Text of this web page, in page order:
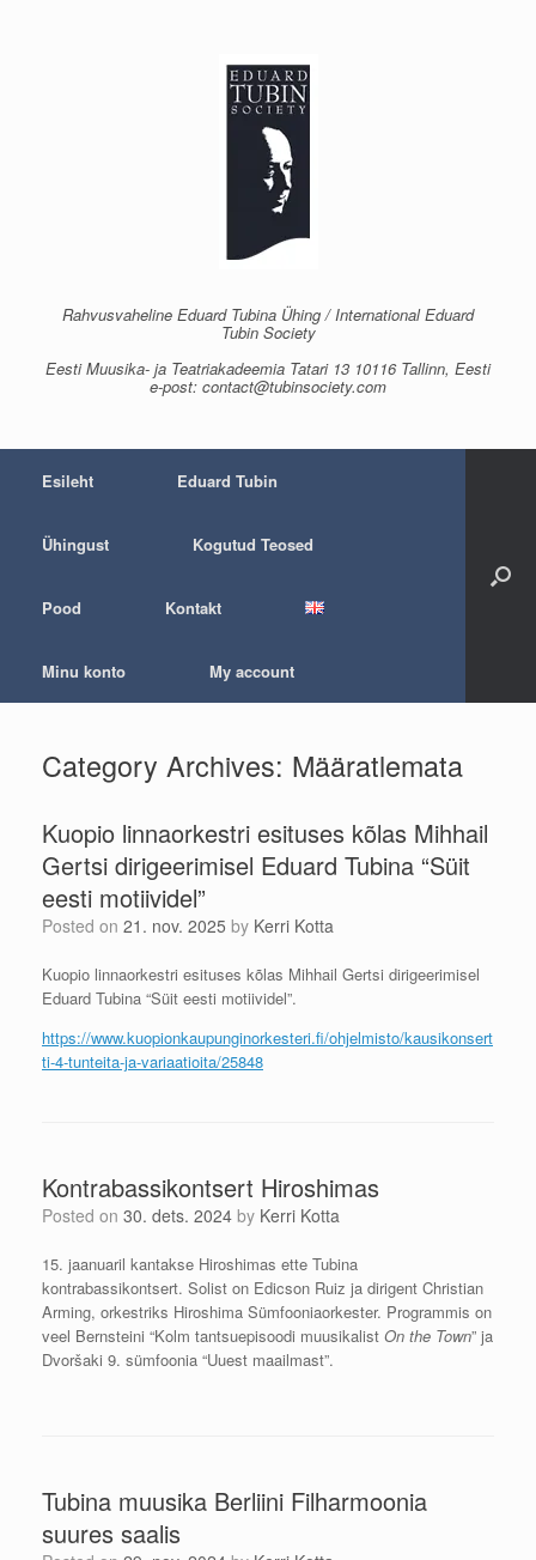
Rahvusvaheline Eduard Tubina Ühing / International Eduard
Tubin Society
Eesti Muusika- ja Teatriakadeemia Tatari 13 10116 Tallinn, Eesti
e-post: contact@tubinsociety.com
Esileht Eduard Tubin
Ühingust Kogutud Teosed
Pood Kontakt
Minu konto My account
Category Archives: Määratlemata
Kuopio linnaorkestri esituses kõlas Mihhail
Gertsi dirigeerimisel Eduard Tubina “Süit
eesti motiividel”
Posted on 21. nov. 2025 by Kerri Kotta
Kuopio linnaorkestri esituses kõlas Mihhail Gertsi dirigeerimisel
Eduard Tubina “Süit eesti motiividel”.
https://www.kuopionkaupunginorkesteri.fi/ohjelmisto/kausikonsert
ti-4-tunteita-ja-variaatioita/25848
Kontrabassikontsert Hiroshimas
Posted on 30. dets. 2024 by Kerri Kotta
15. jaanuaril kantakse Hiroshimas ette Tubina
kontrabassikontsert. Solist on Edicson Ruiz ja dirigent Christian
Arming, orkestriks Hiroshima Sümfooniaorkester. Programmis on
veel Bernsteini “Kolm tantsuepisoodi muusikalist On the Town” ja
Dvoršaki 9. sümfoonia “Uuest maailmast”.
Tubina muusika Berliini Filharmoonia
suures saalis